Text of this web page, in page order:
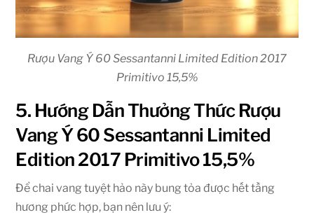
Rượu Vang Ý 60 Sessantanni Limited Edition 2017
Primitivo 15,5%
5. Hướng Dẫn Thưởng Thức Rượu
Vang Ý 60 Sessantanni Limited
Edition 2017 Primitivo 15,5%
Để chai vang tuyệt hảo này bung tỏa được hết tầng
hương phức hợp, bạn nên lưu ý: